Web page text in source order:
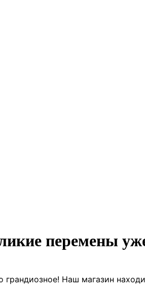
перемены
грандиозное! Наш магазин